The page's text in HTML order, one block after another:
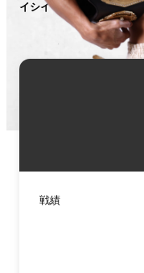
イシイ イッセイ
戦績